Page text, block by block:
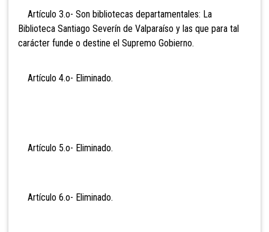
Artículo 3.o- Son bibliotecas departamentales: La
Biblioteca Santiago Severín de Valparaíso y las que para tal
carácter funde o destine el Supremo Gobierno.
Artículo 4.o- Eliminado.
Artículo 5.o- Eliminado.
Artículo 6.o- Eliminado.